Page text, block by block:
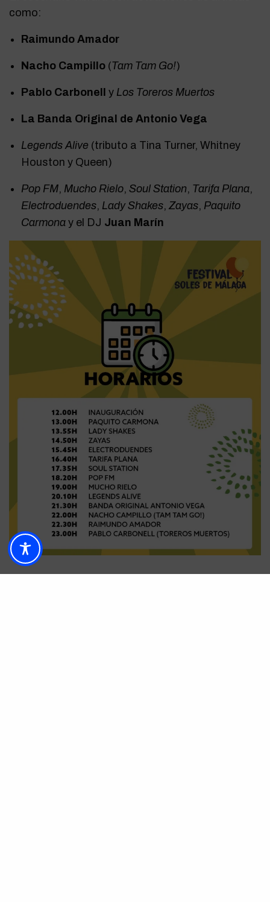
como:
Raimundo Amador
Nacho Campillo (Tam Tam Go!)
Pablo Carbonell y Los Toreros Muertos
La Banda Original de Antonio Vega
Legends Alive (tributo a Tina Turner, Whitney
Houston y Queen)
Pop FM, Mucho Rielo,Soul Station, Tarifa Plana,
Electroduendes, Lady Shakes,Zayas, Paquito
Carmona y el DJ Juan Marín